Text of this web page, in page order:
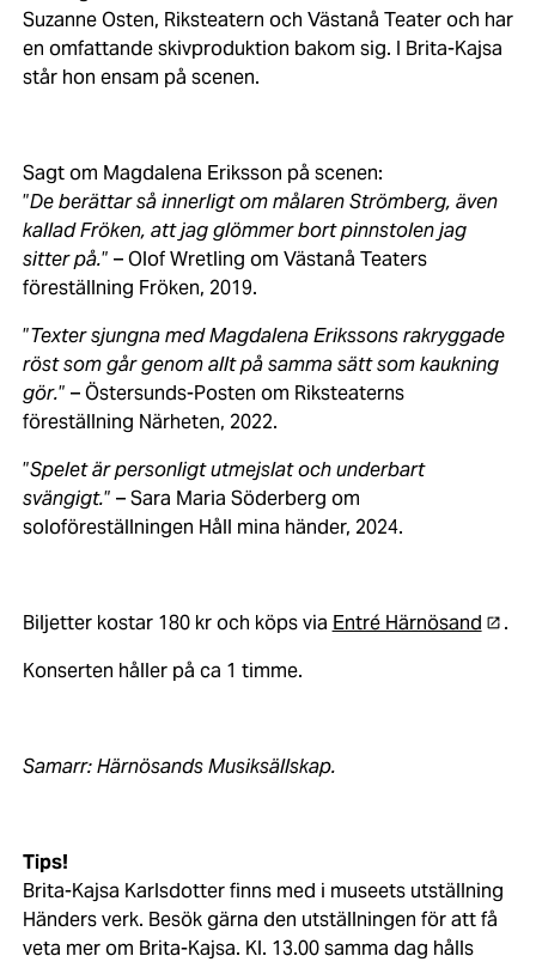
Suzanne Osten, Riksteatern och Västanå Teater och har
en omfattande skivproduktion bakom sig. I Brita-Kajsa
står hon ensam på scenen.
Sagt om Magdalena Eriksson på scenen:
”De berättar så innerligt om målaren Strömberg, även
kallad Fröken, att jag glömmer bort pinnstolen jag
sitter på.” – Olof Wretling om Västanå Teaters
föreställning Fröken, 2019.
”Texter sjungna med Magdalena Erikssons rakryggade
röst som går genom allt på samma sätt som kaukning
gör.” – Östersunds-Posten om Riksteaterns
föreställning Närheten, 2022.
”Spelet är personligt utmejslat och underbart
svängigt.” – Sara Maria Söderberg om
soloföreställningen Håll mina händer, 2024.
Biljetter kostar 180 kr och köps via Entré Härnösand
.
Konserten håller på ca 1 timme.
Samarr: Härnösands Musiksällskap.
Tips!
Brita-Kajsa Karlsdotter finns med i museets utställning
Händers verk. Besök gärna den utställningen för att få
veta mer om Brita-Kajsa. Kl. 13.00 samma dag hålls